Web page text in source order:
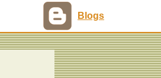
Blogs